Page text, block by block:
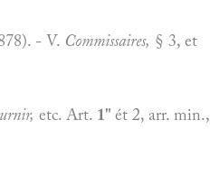
- V. Commissaires, § 3, et
etc. Art. 1" ét 2, arr. min.,